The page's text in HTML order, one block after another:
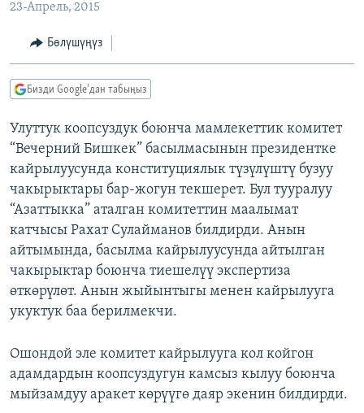
МАДАНИЯТ
ТВ ПРОГРАММАЛАР
БҮГҮН АЗАТТЫКТА
ДАНИСТЕ
ЭЖЕ-СИҢДИЛЕР
АЗАТТЫК+
ПОДКАСТ
ОНЛАЙН ШЕРИНЕ
ЭЕ/АРнун бардык сайттары
23-Апрель, 2015
Бөлүшүңүз
Бизди Google'дан табыңыз
Улуттук коопсуздук боюнча мамлекеттик комитет
“Вечерний Бишкек” басылмасынын президентке
кайрылуусунда конституциялык түзүлүштү бузуу
чакырыктары бар-жогун текшерет. Бул тууралуу
“Азаттыкка” аталган комитеттин маалымат
катчысы Рахат Сулайманов билдирди. Анын
айтымында, басылма кайрылуусунда айтылган
чакырыктар боюнча тиешелүү экспертиза
өткөрүлөт. Анын жыйынтыгы менен кайрылууга
укуктук баа берилмекчи.
Ошондой эле комитет кайрылууга кол койгон
адамдардын коопсуздугун камсыз кылуу боюнча
мыйзамдуу аракет көрүүгө даяр экенин билдирди.